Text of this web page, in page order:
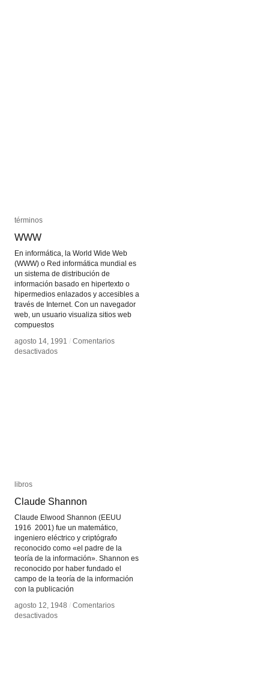
términos
WWW
En informática, la World Wide Web
(WWW) o Red informática mundial es
un sistema de distribución de
información basado en hipertexto o
hipermedios enlazados y accesibles a
través de Internet. Con un navegador
web, un usuario visualiza sitios web
compuestos
agosto 14, 1991 / Comentarios
desactivadosen
términos
WWW
agosto 14, 1991 / Comentarios
desactivadosen
libros
Claude Shannon
Claude Elwood Shannon (EEUU
1916 2001) fue un matemático,
ingeniero eléctrico y criptógrafo
reconocido como «el padre de la
teoría de la información». Shannon es
reconocido por haber fundado el
campo de la teoría de la información
con la publicación
agosto 12, 1948 / Comentarios
desactivadosen
libros
Claude Shannon
agosto 12, 1948 / Comentarios
desactivadosen